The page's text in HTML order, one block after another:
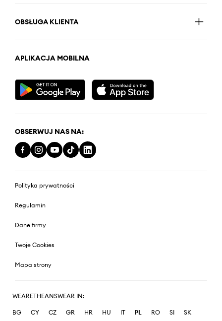
OBSŁUGA KLIENTA
APLIKACJA MOBILNA
OBSERWUJ NAS NA:
Polityka prywatności
Regulamin
Dane firmy
Twoje Cookies
Mapa strony
WEARETHEANSWEAR IN:
BG CY CZ GR HR HU IT PL RO SI SK